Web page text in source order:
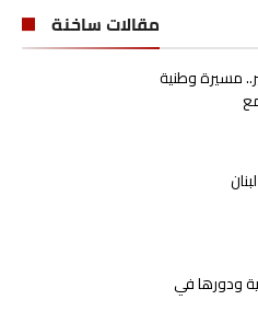
مقالات ساخنة
مسيرة وطنية
ودورها في